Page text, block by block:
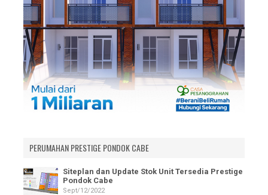
PERUMAHAN PRESTIGE PONDOK CABE
Siteplan dan Update Stok Unit Tersedia Prestige
Pondok Cabe
Sept/12/2022